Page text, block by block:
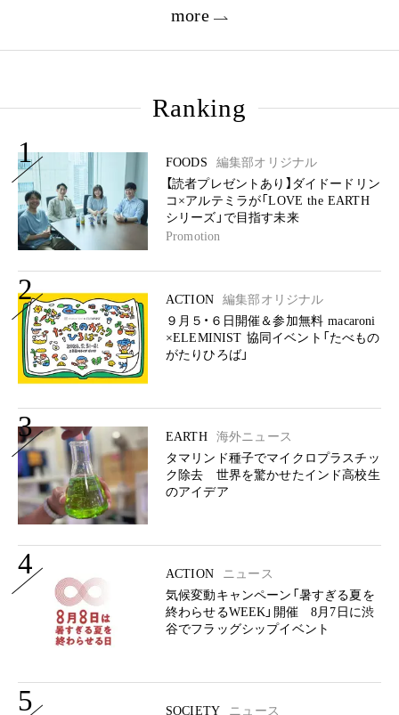
more
Ranking
1 FOODS
編集部オリジナル
【読者プレゼントあり】ダイドードリン
コ×アルテミラが「LOVE the EARTH
シリーズ」で目指す未来
Promotion
2 ACTION
編集部オリジナル
９月５・６日開催＆参加無料 macaroni
×ELEMINIST 協同イベント「たべもの
がたりひろば」
3 EARTH
海外ニュース
タマリンド種子でマイクロプラスチッ
ク除去 世界を驚かせたインド高校生
のアイデア
4 ACTION
ニュース
気候変動キャンペーン「暑すぎる夏を
終わらせるWEEK」開催 8月7日に渋
谷でフラッグシップイベント
5 SOCIETY
ニュース